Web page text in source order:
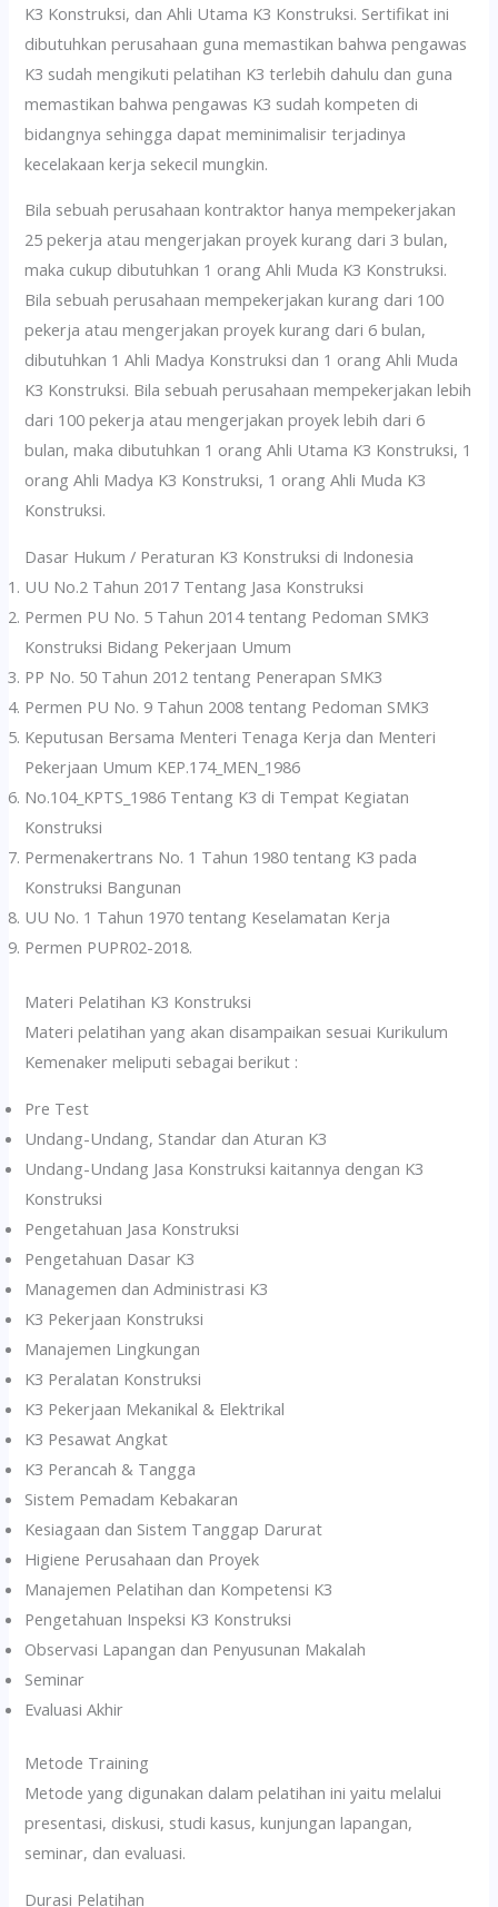
K3 Konstruksi, dan Ahli Utama K3 Konstruksi. Sertifikat ini
dibutuhkan perusahaan guna memastikan bahwa pengawas
K3 sudah mengikuti pelatihan K3 terlebih dahulu dan guna
memastikan bahwa pengawas K3 sudah kompeten di
bidangnya sehingga dapat meminimalisir terjadinya
kecelakaan kerja sekecil mungkin.
Bila sebuah perusahaan kontraktor hanya mempekerjakan
25 pekerja atau mengerjakan proyek kurang dari 3 bulan,
maka cukup dibutuhkan 1 orang Ahli Muda K3 Konstruksi.
Bila sebuah perusahaan mempekerjakan kurang dari 100
pekerja atau mengerjakan proyek kurang dari 6 bulan,
dibutuhkan 1 Ahli Madya Konstruksi dan 1 orang Ahli Muda
K3 Konstruksi. Bila sebuah perusahaan mempekerjakan lebih
dari 100 pekerja atau mengerjakan proyek lebih dari 6
bulan, maka dibutuhkan 1 orang Ahli Utama K3 Konstruksi, 1
orang Ahli Madya K3 Konstruksi, 1 orang Ahli Muda K3
Konstruksi.
Dasar Hukum / Peraturan K3 Konstruksi di Indonesia
UU No.2 Tahun 2017 Tentang Jasa Konstruksi
Permen PU No. 5 Tahun 2014 tentang Pedoman SMK3
Konstruksi Bidang Pekerjaan Umum
PP No. 50 Tahun 2012 tentang Penerapan SMK3
Permen PU No. 9 Tahun 2008 tentang Pedoman SMK3
Keputusan Bersama Menteri Tenaga Kerja dan Menteri
Pekerjaan Umum KEP.174_MEN_1986
No.104_KPTS_1986 Tentang K3 di Tempat Kegiatan
Konstruksi
Permenakertrans No. 1 Tahun 1980 tentang K3 pada
Konstruksi Bangunan
UU No. 1 Tahun 1970 tentang Keselamatan Kerja
Permen PUPR02-2018.
Materi Pelatihan K3 Konstruksi
Materi pelatihan yang akan disampaikan sesuai Kurikulum
Kemenaker meliputi sebagai berikut :
Pre Test
Undang-Undang, Standar dan Aturan K3
Undang-Undang Jasa Konstruksi kaitannya dengan K3
Konstruksi
Pengetahuan Jasa Konstruksi
Pengetahuan Dasar K3
Managemen dan Administrasi K3
K3 Pekerjaan Konstruksi
Manajemen Lingkungan
K3 Peralatan Konstruksi
K3 Pekerjaan Mekanikal & Elektrikal
K3 Pesawat Angkat
K3 Perancah & Tangga
Sistem Pemadam Kebakaran
Kesiagaan dan Sistem Tanggap Darurat
Higiene Perusahaan dan Proyek
Manajemen Pelatihan dan Kompetensi K3
Pengetahuan Inspeksi K3 Konstruksi
Observasi Lapangan dan Penyusunan Makalah
Seminar
Evaluasi Akhir
Metode Training
Metode yang digunakan dalam pelatihan ini yaitu melalui
presentasi, diskusi, studi kasus, kunjungan lapangan,
seminar, dan evaluasi.
Durasi Pelatihan